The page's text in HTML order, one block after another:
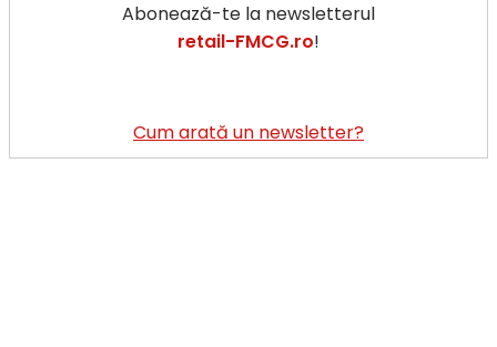
Abonează-te la newsletterul
retail-FMCG.ro!
Cum arată un newsletter?